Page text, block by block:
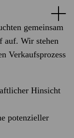
gemeinsam
auf. Wir stehen
Verkaufsprozess
Hinsicht
potenzieller